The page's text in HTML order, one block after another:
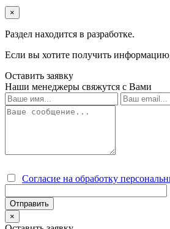
×
Раздел находится в разработке.
Если вы хотите получить
Оставить заявку
Наши менеджеры свяжутся с Вами
Согласие на обработку
×